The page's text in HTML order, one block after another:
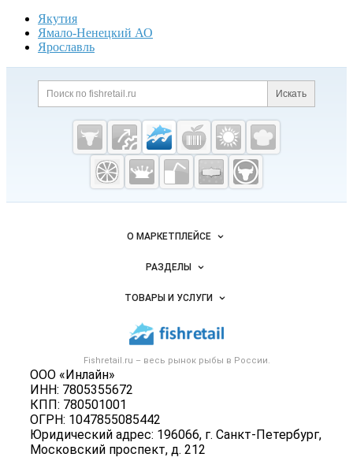
Якутия
Ямало-Ненецкий АО
Ярославль
Дополнительная информация
Поиск по сайту и
Искать
Cсылки на полезные проекты
Fishretail.ru —
рыба,
морепродукты
Важные разделы и контакты
Fishretail.ru – весь рынок рыбы в России.
ООО «Инлайн»
ИНН: 7805355672
КПП: 780501001
ОГРН: 1047855085442
Юридический адрес: 196066, г. Санкт-Петербург,
Московский проспект, д. 212
Навигация по сайтуО МАРКЕТПЛЕЙСЕ
Новости Fishretail.ru
Размещение рекламы
Публичная оферта
Контактная информация
Политика обработки персональных данных
РАЗДЕЛЫ
Объявления
Новости рынка
Вакансии
Блог
ТОВАРЫ И УСЛУГИ
Икра
Рыбопосадочный материал
Полуфабрикаты
Консервы